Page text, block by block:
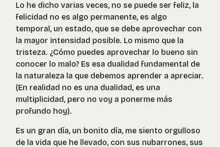
Lo he dicho varias veces, no se puede ser feliz, la
felicidad no es algo permanente, es algo
temporal, un estado, que se debe aprovechar con
la mayor intensidad posible. Lo mismo que la
tristeza. ¿Cómo puedes aprovechar lo bueno sin
conocer lo malo? Es esa dualidad fundamental de
la naturaleza la que debemos aprender a apreciar.
(En realidad no es una dualidad, es una
multiplicidad, pero no voy a ponerme más
profundo hoy).
Es un gran día, un bonito día, me siento orgulloso
de la vida que he llevado, con sus nubarrones, sus